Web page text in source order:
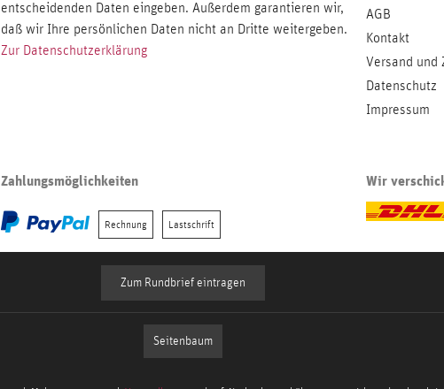
entscheidenden Daten eingeben. Außerdem garantieren wir,
daß wir Ihre persönlichen Daten nicht an Dritte weitergeben.
Zur Datenschutzerklärung
AGB
Kontakt
Versand und
Datenschutz
Impressum
Zahlungsmöglichkeiten
Rechnung Lastschrift
Wir
Zum Rundbrief eintragen
Seitenbaum